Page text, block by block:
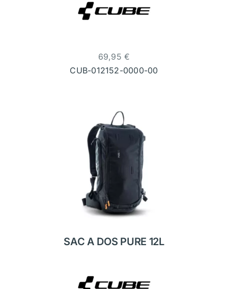
69,95€
CUB-012152-0000-00
SAC A DOS PURE 12L